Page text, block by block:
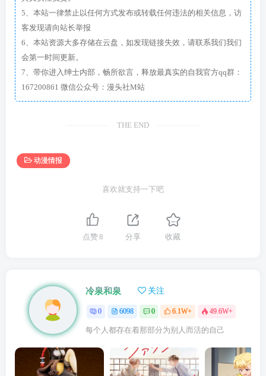
5、本站一律禁止以任何方式发布或转载任何违法的相关信息，访
客发现请向站长举报
6、本站资源大多存储在云盘，如发现链接失效，请联系我们我们
会第一时间更新。
7、带你进入绅士内部，畅所欲言，释放最真实的自我官方qq群：
167200861 微信公众号：漫头社M站
THE END
动漫情报
喜欢就支持一下吧
点赞8 分享 收藏
冷泉和泉 关注
0 6098 0 6.1W+ 49.6W+
每个人都存在着那部分为别人而活的自己